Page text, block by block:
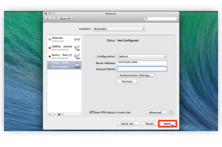
Trust....linois us-il.trust.zone